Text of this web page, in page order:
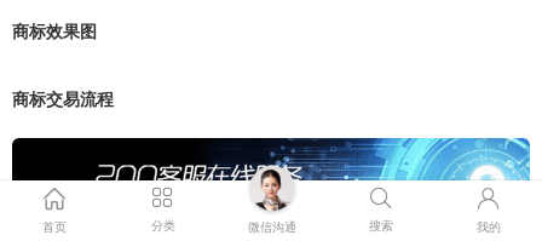
商标效果图
商标交易流程
首页 分类 微信沟通 搜索 我的